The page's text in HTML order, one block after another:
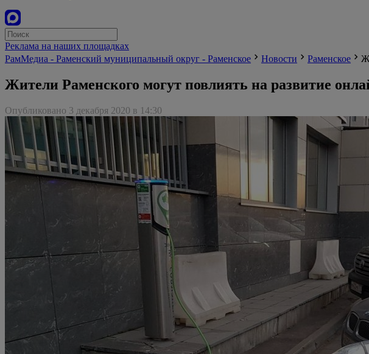
Реклама на наших площадках
РамМедиа - Раменский муниципальный округ - Раменское
Новости Раменское
Жители Раменского могут повлиять на развитие
Опубликовано 3 декабря 2020 в 14:30